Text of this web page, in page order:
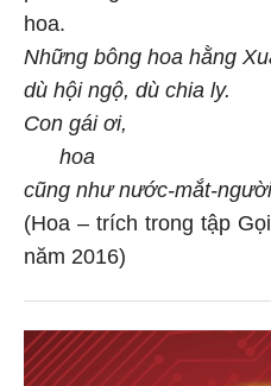
hoa.
Những bông hoa hằng
dù hội ngộ, dù chia ly.
Con gái ơi,
hoa
cũng như nước-mắt-
(Hoa – trích trong tập
năm 2016)